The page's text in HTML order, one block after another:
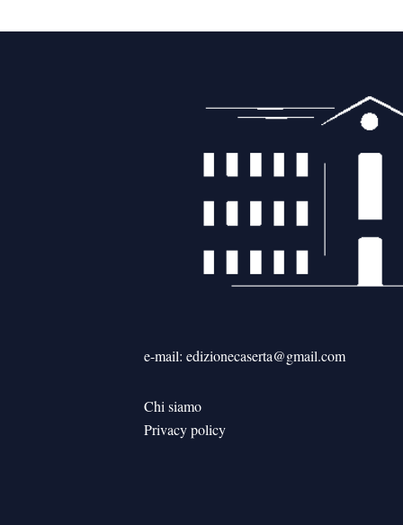
e-mail: edizionecaserta@gmail.com
Chi siamo
Privacy policy